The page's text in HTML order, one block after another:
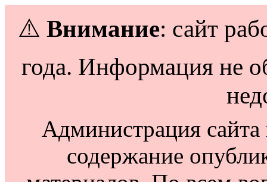
⚠️ Внимание: сайт
года. Информация не
Администрация сайта
содержание